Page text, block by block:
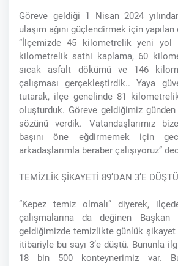
Göreve geldiği 1 Nisan 2024
ulaşım ağını güçlendirmek için yapılan
“İlçemizde 45 kilometrelik yeni yol
kilometrelik sathi kaplama, 60
sıcak asfalt dökümü ve 146
çalışması gerçekleştirdik.. Yaya
tutarak, ilçe genelinde 81 kilometrelik
oluşturduk. Göreve geldiğimiz
sözünü verdik. Vatandaşlarımız
başını öne eğdirmemek için
arkadaşlarımla beraber çalışıyoruz”
TEMİZLİK ŞİKAYETİ 89’DAN 3’E DÜŞTÜ
”Kepez temiz olmalı” diyerek,
çalışmalarına da değinen Başkan
geldiğimizde temizlikte günlük şikayet
itibariyle bu sayı 3’e düştü. Bununla
18 bin 500 konteynerimiz var.